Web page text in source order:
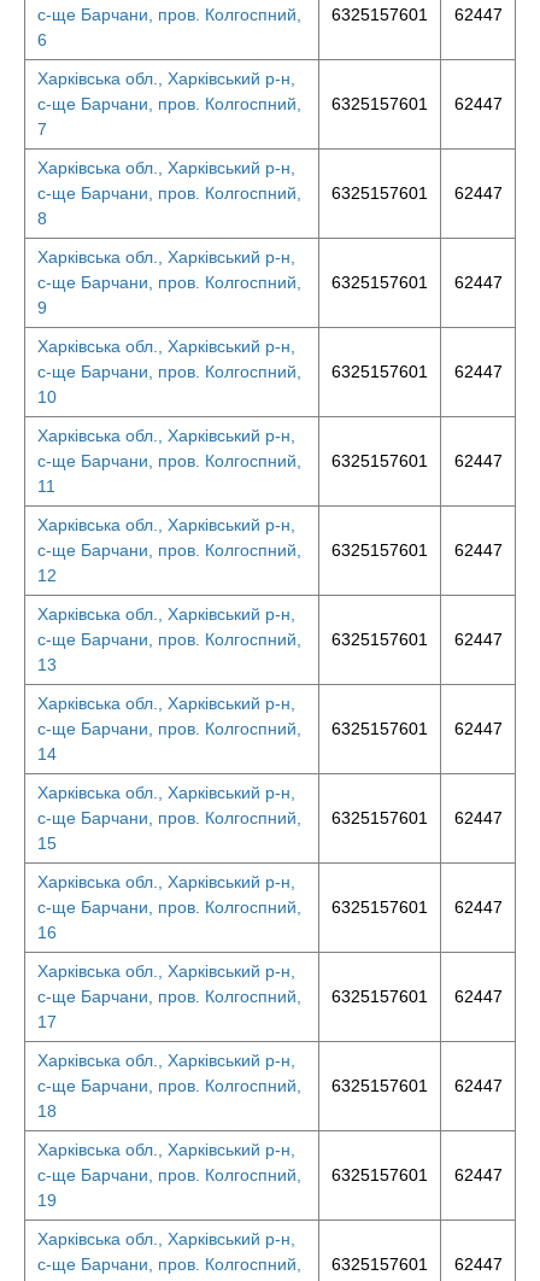
с-ще Барчани, пров. Колгоспний,
6
6325157601 62447
Харківська обл., Харківський р-н,
с-ще Барчани, пров. Колгоспний,
7
6325157601 62447
Харківська обл., Харківський р-н,
с-ще Барчани, пров. Колгоспний,
8
6325157601 62447
Харківська обл., Харківський р-н,
с-ще Барчани, пров. Колгоспний,
9
6325157601 62447
Харківська обл., Харківський р-н,
с-ще Барчани, пров. Колгоспний,
10
6325157601 62447
Харківська обл., Харківський р-н,
с-ще Барчани, пров. Колгоспний,
11
6325157601 62447
Харківська обл., Харківський р-н,
с-ще Барчани, пров. Колгоспний,
12
6325157601 62447
Харківська обл., Харківський р-н,
с-ще Барчани, пров. Колгоспний,
13
6325157601 62447
Харківська обл., Харківський р-н,
с-ще Барчани, пров. Колгоспний,
14
6325157601 62447
Харківська обл., Харківський р-н,
с-ще Барчани, пров. Колгоспний,
15
6325157601 62447
Харківська обл., Харківський р-н,
с-ще Барчани, пров. Колгоспний,
16
6325157601 62447
Харківська обл., Харківський р-н,
с-ще Барчани, пров. Колгоспний,
17
6325157601 62447
Харківська обл., Харківський р-н,
с-ще Барчани, пров. Колгоспний,
18
6325157601 62447
Харківська обл., Харківський р-н,
с-ще Барчани, пров. Колгоспний,
19
6325157601 62447
Харківська обл., Харківський р-н,
с-ще Барчани, пров. Колгоспний,
6325157601 62447